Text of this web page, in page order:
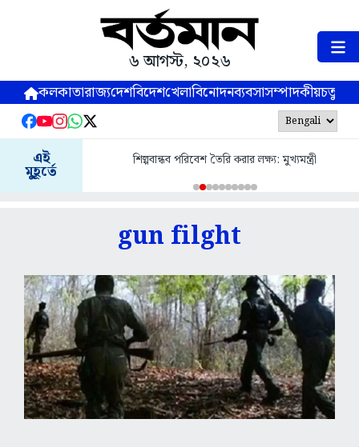
৬ আগস্ট, ২০২৬
কলকাতারাজ্যদেশবিদেশখেলাবিনোদনব্যবসাসম্পাদকীয়
এই
মুহূর্তে
শিল্পবান্ধব পরিবেশ তৈরি করার লক্ষ্য: মুখ্যমন্ত্রী
gun filght